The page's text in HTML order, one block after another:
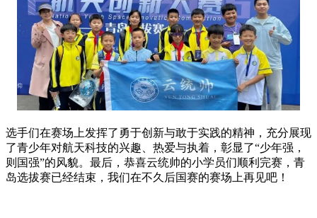
选手们在赛场上发挥了勇于创新与敢于实践的精神，充分展现
了青少年对航天科技的兴趣、热爱与执着，彰显了“少年强，
则国强”的风貌。最后，恭喜云统帅的小学员们顺利完赛，青
岛选拔赛已经结束，我们在不久后国赛的赛场上再见吧！